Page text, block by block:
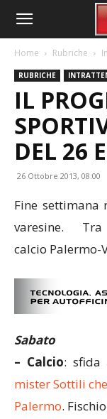
Home Rubriche
RUBRICHE
IL
DEL 26
26 Ottobre 2013, 08:00
Fine
varesine.
calcio Palermo-
Sabato
– Calcio: sfida
mister Sottili
Palermo.